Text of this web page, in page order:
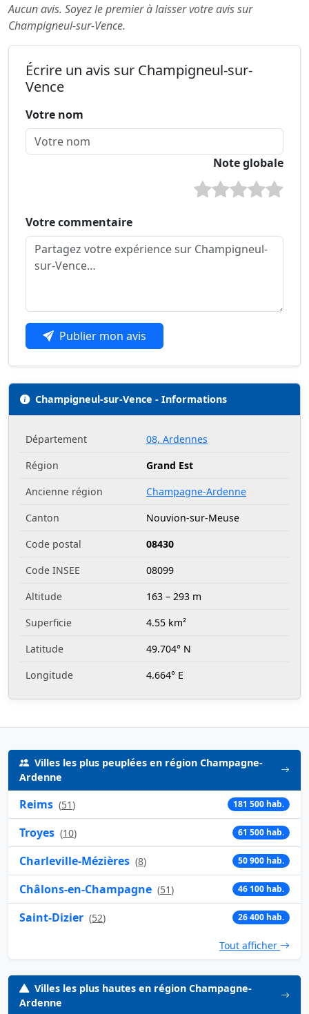
Aucun avis. Soyez le premier à laisser votre avis sur
Champigneul-sur-Vence.
Écrire un avis sur Champigneul-sur-
Vence
Votre nom
Note globale
Votre commentaire
Publier mon avis
Champigneul-sur-Vence - Informations
Département
08, Ardennes
Région
Grand Est
Ancienne région
Champagne-Ardenne
Canton
Nouvion-sur-Meuse
Code postal
08430
Code INSEE
08099
Altitude
163 – 293 m
Superficie
4.55 km²
Latitude
49.704° N
Longitude
4.664° E
Villes les plus peuplées en région Champagne-
Ardenne
Reims (51) 181 500 hab.
Troyes (10) 61 500 hab.
Charleville-Mézières (8) 50 900 hab.
Châlons-en-Champagne (51) 46 100 hab.
Saint-Dizier (52) 26 400 hab.
Tout afficher
Villes les plus hautes en région Champagne-
Ardenne